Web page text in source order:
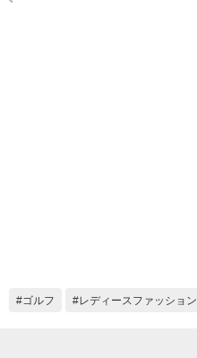
ゴルフ レディースファッション